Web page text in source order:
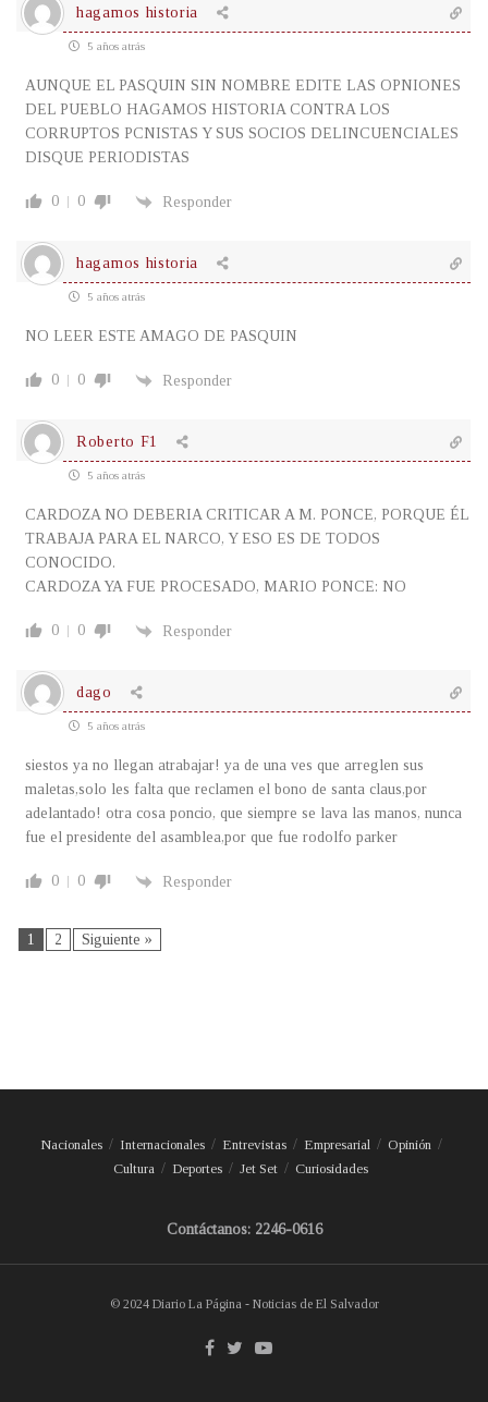
hagamos historia
5 años atrás
AUNQUE EL PASQUIN SIN NOMBRE EDITE LAS OPNIONES
DEL PUEBLO HAGAMOS HISTORIA CONTRA LOS
CORRUPTOS PCNISTAS Y SUS SOCIOS DELINCUENCIALES
DISQUE PERIODISTAS
0 0 Responder
hagamos historia
5 años atrás
NO LEER ESTE AMAGO DE PASQUIN
0 0 Responder
Roberto F1
5 años atrás
CARDOZA NO DEBERIA CRITICAR A M. PONCE, PORQUE ÉL
TRABAJA PARA EL NARCO, Y ESO ES DE TODOS
CONOCIDO.
CARDOZA YA FUE PROCESADO, MARIO PONCE: NO
0 0 Responder
dago
5 años atrás
siestos ya no llegan atrabajar! ya de una ves que arreglen sus
maletas,solo les falta que reclamen el bono de santa claus,por
adelantado! otra cosa poncio, que siempre se lava las manos, nunca
fue el presidente del asamblea,por que fue rodolfo parker
0 0 Responder
1 2 Siguiente »
Nacionales Internacionales Entrevistas Empresarial
Opinión
Cultura
Deportes Jet Set Curiosidades
Contáctanos: 2246-0616
© 2024 Diario La Página - Noticias de El Salvador